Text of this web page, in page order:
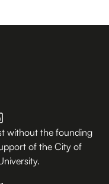
without the founding
of the City of